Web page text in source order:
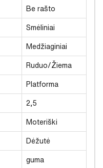
Be rašto
Smėliniai
Medžiaginiai
Ruduo/Žiema
Platforma
2,5
Moteriški
Dėžutė
guma